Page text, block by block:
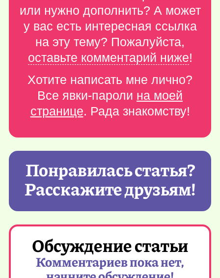
или нужно дополнить? А может
у вас есть интересная ссылка
на эту тему? Пожалуйста,
оставьте комментарий ниже!
Хотите написать мне лично?
Все явки-пароли на моей
странице. Рада знакомству!
Понравилась статья?
Расскажите друзьям!
Обсуждение статьи
Комментариев пока нет,